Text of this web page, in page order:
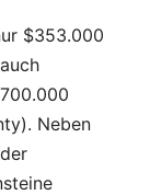
$353.000
Neben